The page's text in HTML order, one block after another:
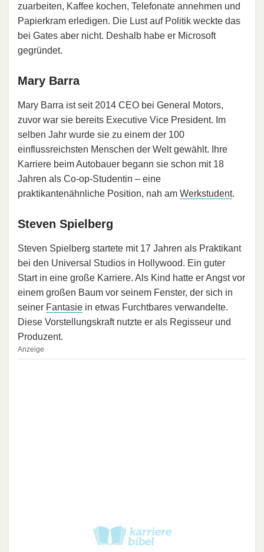
zuarbeiten, Kaffee kochen, Telefonate annehmen und
Papierkram erledigen. Die Lust auf Politik weckte das
bei Gates aber nicht. Deshalb habe er Microsoft
gegründet.
Mary Barra
Mary Barra ist seit 2014 CEO bei General Motors,
zuvor war sie bereits Executive Vice President. Im
selben Jahr wurde sie zu einem der 100
einflussreichsten Menschen der Welt gewählt. Ihre
Karriere beim Autobauer begann sie schon mit 18
Jahren als Co-op-Studentin – eine
praktikantenähnliche Position, nah am Werkstudent.
Steven Spielberg
Steven Spielberg startete mit 17 Jahren als Praktikant
bei den Universal Studios in Hollywood. Ein guter
Start in eine große Karriere. Als Kind hatte er Angst vor
einem großen Baum vor seinem Fenster, der sich in
seiner Fantasie in etwas Furchtbares verwandelte.
Diese Vorstellungskraft nutzte er als Regisseur und
Produzent.
Anzeige